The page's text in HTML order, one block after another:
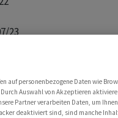
23
auf personenbezogene Daten wie
Auswahl von Akzeptieren
Partner verarbeiten Daten, um
deaktiviert sind, sind manche